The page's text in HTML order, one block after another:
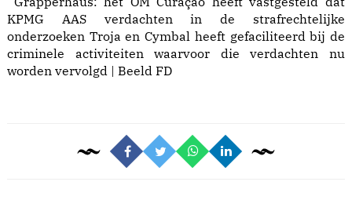
KPMG AAS verdachten in de strafrechtelijke
onderzoeken Troja en Cymbal heeft gefaciliteerd bij de
criminele activiteiten waarvoor die verdachten nu
worden vervolgd | Beeld FD